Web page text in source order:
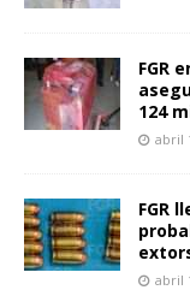
FGR
124
abril
FGR
abril